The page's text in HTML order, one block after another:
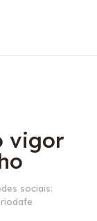
vigor
sociais: